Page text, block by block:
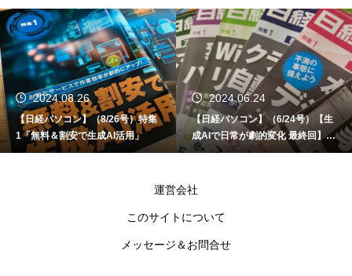
2024.06.24
【日経パソコン】（6/24号）【生
成AIで日常が劇的変化 最終回】 A
I時代のアプリケーション／サービ
2024.06.12
【書籍】ゼロからはじめる なるほ
ど！Copilot活用術（技術評論社）
運営会社
このサイトについて
メッセージ＆お問合せ